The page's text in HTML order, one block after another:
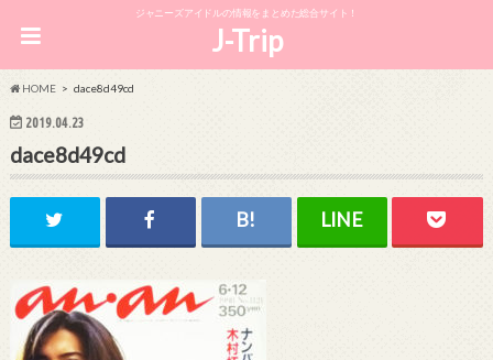
ジャニーズアイドルの情報をまとめた総合サイト！
J-Trip
HOME dace8d49cd
2019.04.23
dace8d49cd